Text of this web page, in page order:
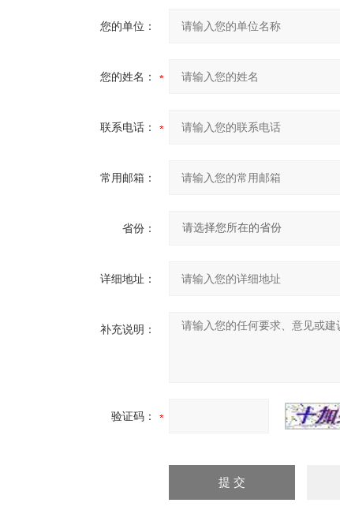
您的单位：
您的姓名：
联系电话：
常用邮箱：
省份：
详细地址：
补充说明：
验证码：